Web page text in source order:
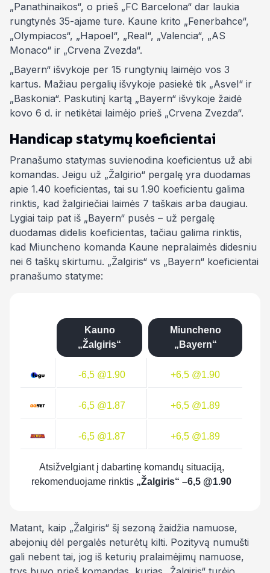
„Panathinaikos“, o prieš „FC Barcelona“ dar laukia
rungtynės 35-ajame ture. Kaune krito „Fenerbahce“,
„Olympiacos“, „Hapoel“, „Real“, „Valencia“, „AS
Monaco“ ir „Crvena Zvezda“.
„Bayern“ išvykoje per 15 rungtynių laimėjo vos 3
kartus. Mažiau pergalių išvykoje pasiekė tik „Asvel“ ir
„Baskonia“. Paskutinį kartą „Bayern“ išvykoje žaidė
kovo 6 d. ir netikėtai laimėjo prieš „Crvena Zvezda“.
Handicap statymų koeficientai
Pranašumo statymas suvienodina koeficientus už abi
komandas. Jeigu už „Žalgirio“ pergalę yra duodamas
apie 1.40 koeficientas, tai su 1.90 koeficientu galima
rinktis, kad žalgiriečiai laimės 7 taškais arba daugiau.
Lygiai taip pat iš „Bayern“ pusės – už pergalę
duodamas didelis koeficientas, tačiau galima rinktis,
kad Miuncheno komanda Kaune nepralaimės didesniu
nei 6 taškų skirtumu. „Žalgiris“ vs „Bayern“ koeficientai
pranašumo statyme:
Kauno
„Žalgiris“
Miuncheno
„Bayern“
-6,5 @1.90 +6,5 @1.90
-6,5 @1.87 +6,5 @1.89
-6,5 @1.87 +6,5 @1.89
Atsižvelgiant į dabartinę komandų situaciją,
rekomenduojame rinktis „Žalgiris“ –6,5 @1.90
Matant, kaip „Žalgiris“ šį sezoną žaidžia namuose,
abejonių dėl pergalės neturėtų kilti. Pozityvą numušti
gali nebent tai, jog iš keturių pralaimėjimų namuose,